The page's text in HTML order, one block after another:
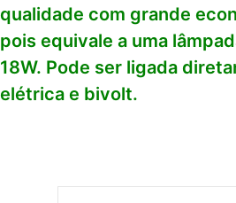
qualidade com grande
pois equivale a uma
18W. Pode ser ligada
elétrica e bivolt.